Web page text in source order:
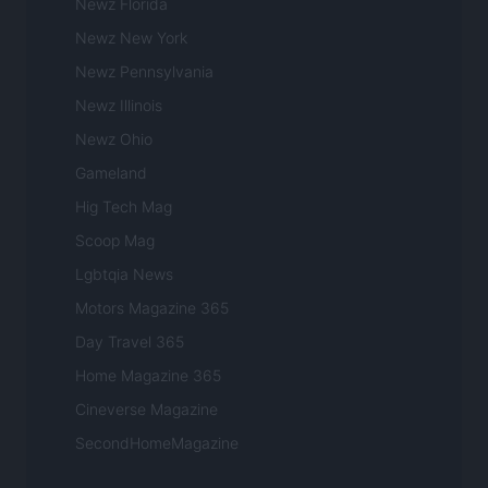
Newz New York
Newz Pennsylvania
Newz Illinois
Newz Ohio
Gameland
Hig Tech Mag
Scoop Mag
Lgbtqia News
Motors Magazine 365
Day Travel 365
Home Magazine 365
Cineverse Magazine
SecondHomeMagazine